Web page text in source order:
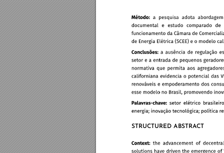
STRUCTURED ABSTRACT